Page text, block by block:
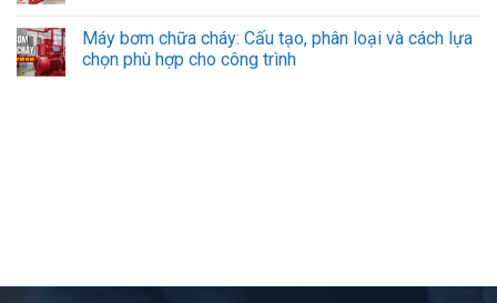
Máy bơm chữa cháy: Cấu tạo, phân loại và cách lựa
chọn phù hợp cho công trình